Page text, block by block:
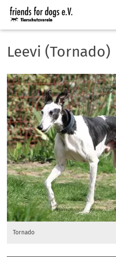
Inhalt anspringen
Leevi (Tornado)
Tornado